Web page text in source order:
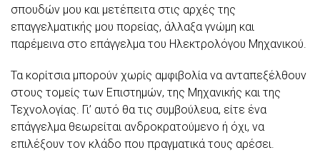
σπουδών μου και μετέπειτα στις αρχές της
επαγγελματικής μου πορείας, άλλαξα γνώμη και
παρέμεινα στο επάγγελμα του Ηλεκτρολόγου Μηχανικού.
Τα κορίτσια μπορούν χωρίς αμφιβολία να ανταπεξέλθουν
στους τομείς των Επιστημών, της Μηχανικής και της
Τεχνολογίας. Γι’ αυτό θα τις συμβούλευα, είτε ένα
επάγγελμα θεωρείται ανδροκρατούμενο ή όχι, να
επιλέξουν τον κλάδο που πραγματικά τους αρέσει.